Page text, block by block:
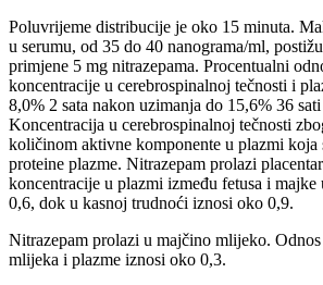
Poluvrijeme distribucije je oko 15 minuta.
u serumu, od 35 do 40 nanograma/ml,
primjene 5 mg nitrazepama. Procentualni
koncentracije u cerebrospinalnoj tečnosti i
8,0% 2 sata nakon uzimanja do 15,6% 36
Koncentracija u cerebrospinalnoj tečnosti
količinom aktivne komponente u plazmi koja
proteine plazme. Nitrazepam prolazi
koncentracije u plazmi između fetusa i
0,6, dok u kasnoj trudnoći iznosi oko 0,9.
Nitrazepam prolazi u majčino mlijeko.
mlijeka i plazme iznosi oko 0,3.